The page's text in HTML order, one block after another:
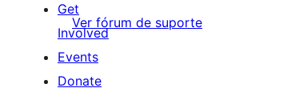
Ver fórum de suporte
Get
Involved
Events
Donate